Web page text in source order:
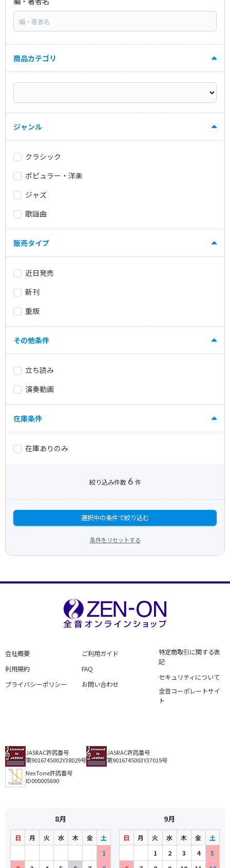
商品カテゴリ
ジャンル
クラシック
ポピュラー・洋楽
ジャズ
歌謡曲
販売タイプ
近日発売
新刊
重版
その他条件
立ち読み
演奏動画
在庫条件
在庫ありのみ
絞り込み件数 6 件
選択中の条件で絞り込む
条件をリセットする
会社概要
利用規約
プライバシーポリシー
ご利用ガイド
FAQ
お問い合わせ
特定商取引に関する表
記
セキュリティについて
全音コーポレートサイ
ト
JASRAC許諾番号
第9016745002Y38029号
JASRAC許諾番号
第9016745003Y37019号
NexTone許諾番号
ID000005690
8月
日 月 火 水 木 金
土
1
9月
日 月 火 水 木 金
土
1
2 3 4
5